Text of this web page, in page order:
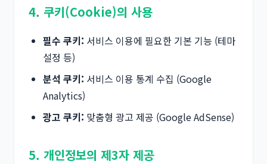
4. 쿠키(Cookie)의 사용
필수 쿠키: 서비스 이용에 필요한 기본 기능 (테마
설정 등)
분석 쿠키: 서비스 이용 통계 수집 (Google
Analytics)
광고 쿠키: 맞춤형 광고 제공 (Google AdSense)
5. 개인정보의 제3자 제공